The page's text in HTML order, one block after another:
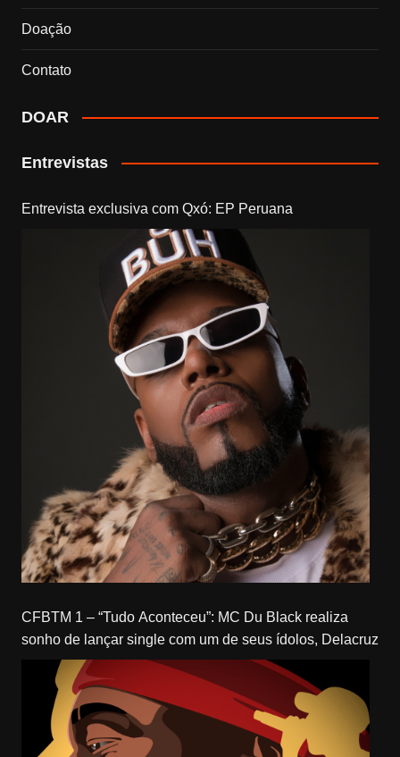
Doação
Contato
DOAR
Entrevistas
Entrevista exclusiva com Qxó: EP Peruana
CFBTM 1 – “Tudo Aconteceu”: MC Du Black realiza
sonho de lançar single com um de seus ídolos, Delacruz